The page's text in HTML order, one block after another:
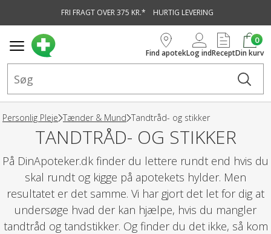
FRI FRAGT OVER 375 KR.* HURTIG LEVERING
Find apotekLog indRecept
0
Din kurv
Personlig Pleje Tænder & Mund Tandtråd- og stikker
TANDTRÅD- OG STIKKER
På DinApoteker.dk finder du lettere rundt end hvis du
skal rundt og kigge på apotekets hylder. Men
resultatet er det samme. Vi har gjort det let for dig at
undersøge hvad der kan hjælpe, hvis du mangler
tandtråd og tandstikker. Og finder du det ikke, så kom